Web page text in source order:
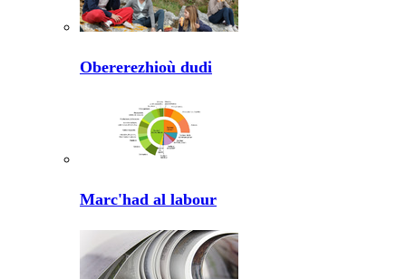
Obererezhioù dudi
Marc'had al labour